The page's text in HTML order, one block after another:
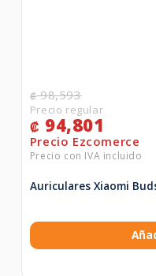
₡98,593
₡ 94,801
Auriculares Xiaomi